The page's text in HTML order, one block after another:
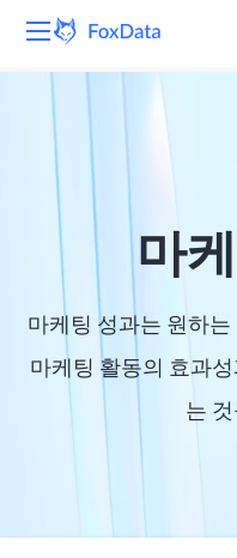
마
마케팅 성과는 원하
마케팅 활동의 효과
는